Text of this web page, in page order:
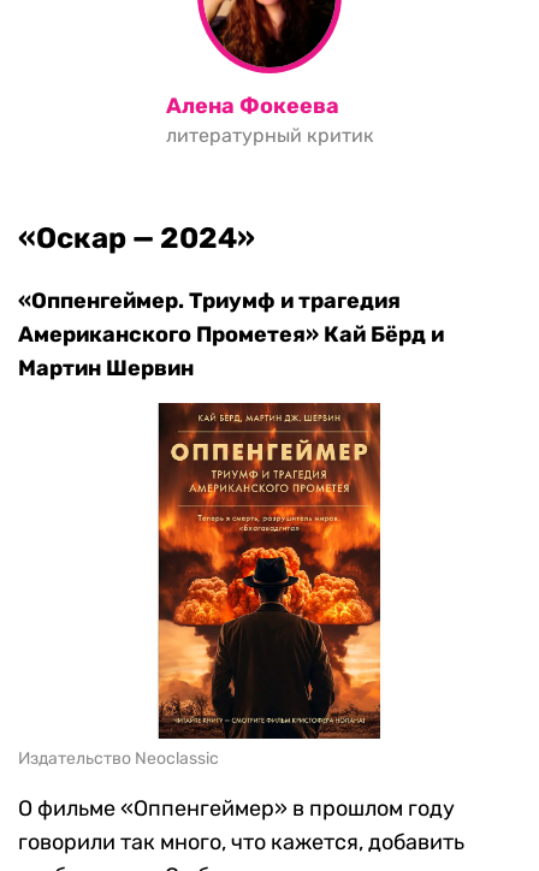
Алена Фокеева
литературный критик
«Оскар — 2024»
«Оппенгеймер. Триумф и трагедия
Американского Прометея» Кай Бёрд и
Мартин Шервин
Издательство Neoclassic
О фильме «Оппенгеймер» в прошлом году
говорили так много, что кажется, добавить